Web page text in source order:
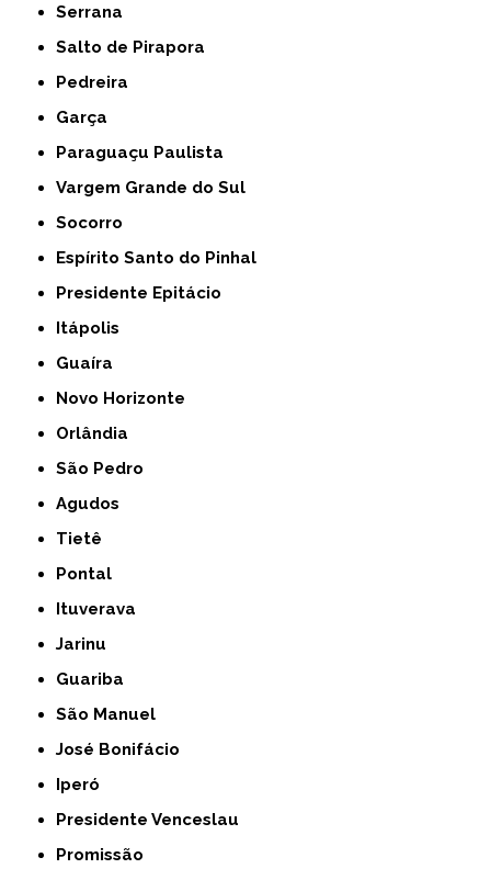
Serrana
Salto de Pirapora
Pedreira
Garça
Paraguaçu Paulista
Vargem Grande do Sul
Socorro
Espírito Santo do Pinhal
Presidente Epitácio
Itápolis
Guaíra
Novo Horizonte
Orlândia
São Pedro
Agudos
Tietê
Pontal
Ituverava
Jarinu
Guariba
São Manuel
José Bonifácio
Iperó
Presidente Venceslau
Promissão